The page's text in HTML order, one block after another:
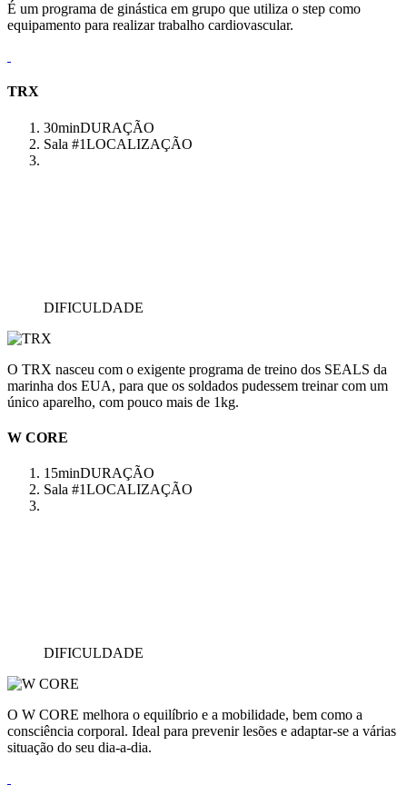
É um programa de ginástica em grupo que utiliza o step como
equipamento para realizar trabalho cardiovascular.
TRX
30minDURAÇÃO
Sala #1LOCALIZAÇÃO
DIFICULDADE
O TRX nasceu com o exigente programa de treino dos SEALS da
marinha dos EUA, para que os soldados pudessem treinar com um
único aparelho, com pouco mais de 1kg.
W CORE
15minDURAÇÃO
Sala #1LOCALIZAÇÃO
DIFICULDADE
O W CORE melhora o equilíbrio e a mobilidade, bem como a
consciência corporal. Ideal para prevenir lesões e adaptar-se a várias
situação do seu dia-a-dia.